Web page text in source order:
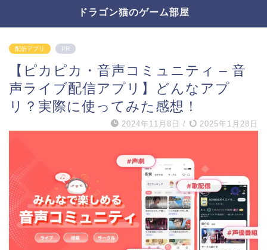
ドラゴン猫のゲーム部屋
配信アプリ PR
【ピカピカ・音声コミュニティ – 音
声ライブ配信アプリ】どんなアプ
リ？実際に使ってみた感想！
2024年11月8日 / 2025年1月28日